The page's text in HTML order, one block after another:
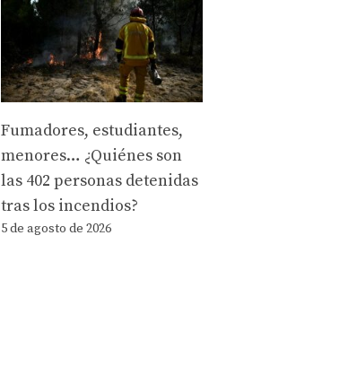
Fumadores, estudiantes,
menores… ¿Quiénes son
las 402 personas detenidas
tras los incendios?
5 de agosto de 2026